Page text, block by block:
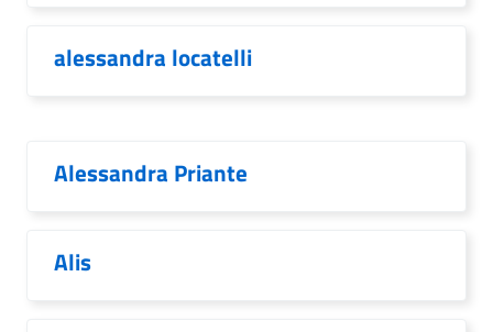
alessandra locatelli
Alessandra Priante
Alis